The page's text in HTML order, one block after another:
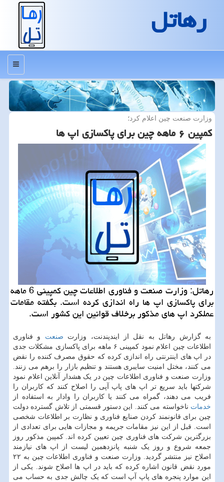
رهاتل
منو
وزارت صنعت چین اعلام كرد؛
كمپین ۶ ماهه چین برای پاكسازی اپ ها
رهاتل: وزارت صنعت و فناوری اطلاعات چین کمپینی 6 ماهه
برای پاکسازی اپ ها راه اندازی کرده است. بگفته مقامات
عملکرد اپ های مذکور برخلاف قوانین این کشور است.
به گزارش رهاتل به نقل از ایندپندنت، وزارت صنعت و فناوری
اطلاعات چین اعلام نمود کمپینی ۶ ماهه برای پاکسازی مشکلات جدی
در اپ های اینترنتی راه اندازی کرده که حقوق مصرف کننده را نقض
می کنند، مختل امنیت سایبری هستند و تنظیم بازار را برهم می زنند.
وزارت صنعت و فناوری اطلاعات چین در یک هشدار آنلاین اعلام نمود
شرکتها باید سریع تر اپ های پاپ آپی را اصلاح کنند که کاربران را
فریب می دهند، گمراه می کنند یا کاربران را وادار به استفاده از
خدمات ناخواسته می کنند. این دستور قسمتی از تلاش گسترده دولت
چین برای قانونمند کردن صنایع فناوری و نظارت بر اطلاعات شخصی
است. قبل از این نیز مقامات جریمه و مجازات هایی برای تعدادی از
بزرگترین شرکت های فناوری چین تعیین کرده اند. کمپین مذکور روز
جمعه شروع و روز یک شنبه پانزدهمین لیست از اپ های نیازمند
اصلاح نیز منتشر گردید. وزارت صنعت و فناوری اطلاعات چین به ۲۲
مورد نقض قانون اشاره کرده که باید در اپ ها اصلاح شوند. یکی از
این موارد پنجره های پاپ آپ است که یک چالش جدی به حساب می